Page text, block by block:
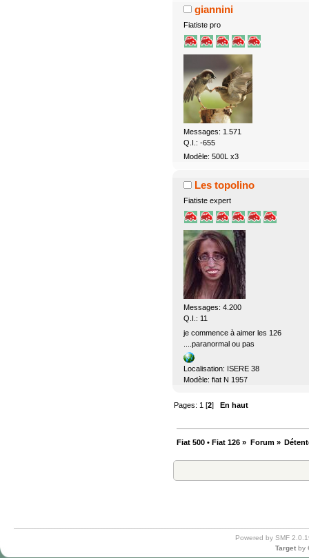
giannini
Fiatiste pro
Messages: 1.571
Q.I.: -655
Modèle: 500L x3
Les topolino
Fiatiste expert
Messages: 4.200
Q.I.: 11
je commence à aimer les 126
....paranormal ou pas
Localisation: ISERE 38
Modèle: fiat N 1957
Pages: 1 [2]En haut
Fiat 500 • Fiat 126 » Forum»
Powered by SMF
Target by